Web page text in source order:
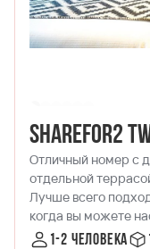
ShareFor2
Отличный номер с
отдельной
Лучше всего
когда вы можете
комнате и
1-2 человека